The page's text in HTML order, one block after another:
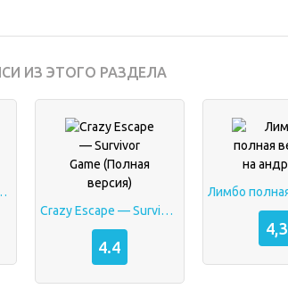
ИЗ ЭТОГО РАЗДЕЛА
Версия)
Crazy Escape — Survivor Game (Полная версия)
4.4
4,3